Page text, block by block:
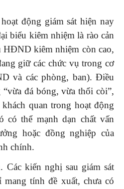
động giám sát hiện nay
biểu kiêm nhiệm là rào cản
HĐND kiêm nhiệm còn cao,
giữ các chức vụ trong cơ
và các phòng, ban). Điều
đá bóng, vừa thổi còi”,
quan trong hoạt động
có thể mạnh dạn chất vấn
hoặc đồng nghiệp của
chính.
Các kiến nghị sau giám sát
tính đề xuất, chưa có